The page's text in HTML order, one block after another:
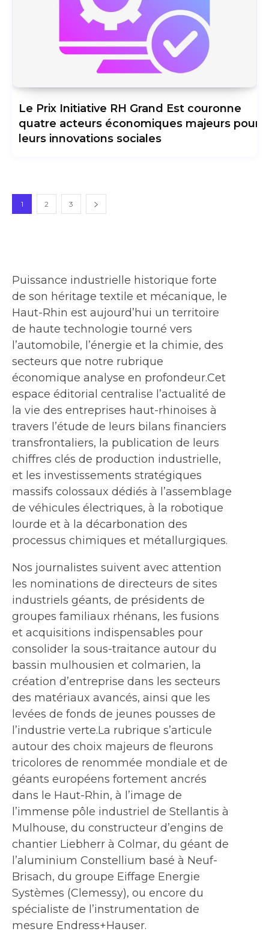
Le Prix Initiative RH Grand Est couronne
quatre acteurs économiques majeurs pour
leurs innovations sociales
1 2 3
Puissance industrielle historique forte
de son héritage textile et mécanique, le
Haut-Rhin est aujourd’hui un territoire
de haute technologie tourné vers
l’automobile, l’énergie et la chimie, des
secteurs que notre rubrique
économique analyse en profondeur.Cet
espace éditorial centralise l’actualité de
la vie des entreprises haut-rhinoises à
travers l’étude de leurs bilans financiers
transfrontaliers, la publication de leurs
chiffres clés de production industrielle,
et les investissements stratégiques
massifs colossaux dédiés à l’assemblage
de véhicules électriques, à la robotique
lourde et à la décarbonation des
processus chimiques et métallurgiques.
Nos journalistes suivent avec attention
les nominations de directeurs de sites
industriels géants, de présidents de
groupes familiaux rhénans, les fusions
et acquisitions indispensables pour
consolider la sous-traitance autour du
bassin mulhousien et colmarien, la
création d’entreprise dans les secteurs
des matériaux avancés, ainsi que les
levées de fonds de jeunes pousses de
l’industrie verte.La rubrique s’articule
autour des choix majeurs de fleurons
tricolores de renommée mondiale et de
géants européens fortement ancrés
dans le Haut-Rhin, à l’image de
l’immense pôle industriel de Stellantis à
Mulhouse, du constructeur d’engins de
chantier Liebherr à Colmar, du géant de
l’aluminium Constellium basé à Neuf-
Brisach, du groupe Eiffage Energie
Systèmes (Clemessy), ou encore du
spécialiste de l’instrumentation de
mesure Endress+Hauser.